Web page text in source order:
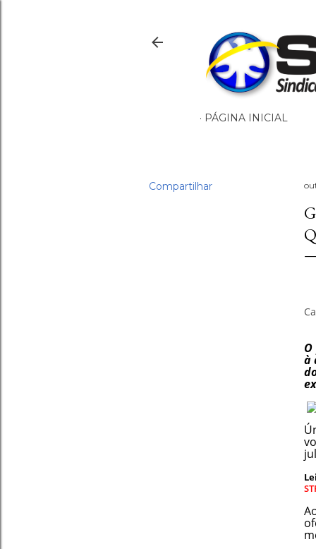
PÁGINA INICIAL
Compartilhar
à